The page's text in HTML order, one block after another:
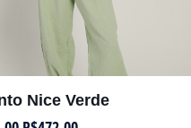
Nice Verde